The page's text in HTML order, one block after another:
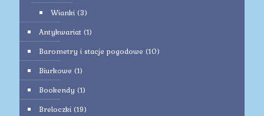
Wianki (3)
Antykwariat (1)
Barometry i stacje pogodowe (10)
Biurkowe (1)
Bookendy (1)
Breloczki (19)